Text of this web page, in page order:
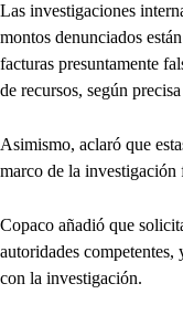
Las investigaciones
montos denunciados
facturas presuntamente
de recursos, según
Asimismo, aclaró que
marco de la investigación
Copaco añadió que
autoridades competentes,
con la investigación.